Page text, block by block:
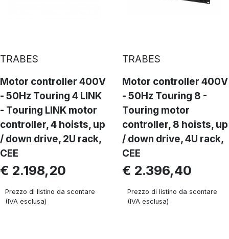
TRABES
Motor controller 400V
- 50Hz Touring 4 LINK
- Touring LINK motor
controller, 4 hoists, up
/ down drive, 2U rack,
CEE
€ 2.198,20
Prezzo di listino da scontare
(IVA esclusa)
TRABES
Motor controller 400V
- 50Hz Touring 8 -
Touring motor
controller, 8 hoists, up
/ down drive, 4U rack,
CEE
€ 2.396,40
Prezzo di listino da scontare
(IVA esclusa)